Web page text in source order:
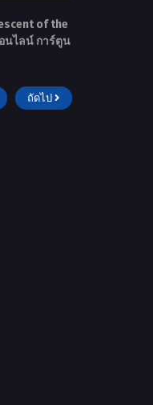
of the
นไลน์ การ์ตูน
ถัดไป